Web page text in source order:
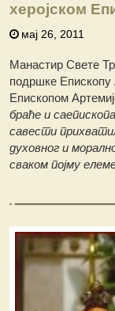
херојском
мај 26, 2011
Манастир Свете
подршке Епископу
Епископом
браће и
савести
духовног и
сваком појму